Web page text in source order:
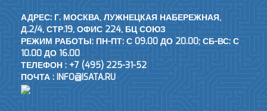
АДРЕС: Г. МОСКВА, ЛУЖНЕЦКАЯ НАБЕРЕЖНАЯ,
Д.2/4, СТР.19, ОФИС 224, БЦ СОЮЗ
РЕЖИМ РАБОТЫ: ПН-ПТ: С 09.00 ДО 20.00; СБ-ВС: С
10.00 ДО 16.00
ТЕЛЕФОН : +7 (495) 225-31-52
ПОЧТА : INFO@ISATA.RU